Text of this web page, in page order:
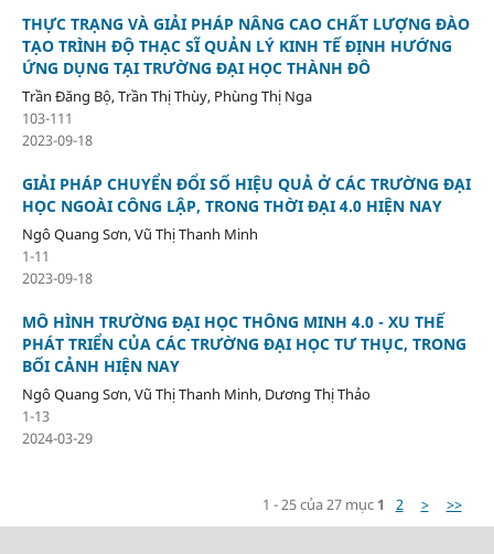
THỰC TRẠNG VÀ GIẢI PHÁP NÂNG CAO CHẤT LƯỢNG ĐÀO
TẠO TRÌNH ĐỘ THẠC SĨ QUẢN LÝ KINH TẾ ĐỊNH HƯỚNG
ỨNG DỤNG TẠI TRƯỜNG ĐẠI HỌC THÀNH ĐÔ
Trần Đăng Bộ, Trần Thị Thùy, Phùng Thị Nga
103-111
2023-09-18
GIẢI PHÁP CHUYỂN ĐỔI SỐ HIỆU QUẢ Ở CÁC TRƯỜNG ĐẠI
HỌC NGOÀI CÔNG LẬP, TRONG THỜI ĐẠI 4.0 HIỆN NAY
Ngô Quang Sơn, Vũ Thị Thanh Minh
1-11
2023-09-18
MÔ HÌNH TRƯỜNG ĐẠI HỌC THÔNG MINH 4.0 - XU THẾ
PHÁT TRIỂN CỦA CÁC TRƯỜNG ĐẠI HỌC TƯ THỤC, TRONG
BỐI CẢNH HIỆN NAY
Ngô Quang Sơn, Vũ Thị Thanh Minh, Dương Thị Thảo
1-13
2024-03-29
1 - 25 của 27 mục 1 2 > >>